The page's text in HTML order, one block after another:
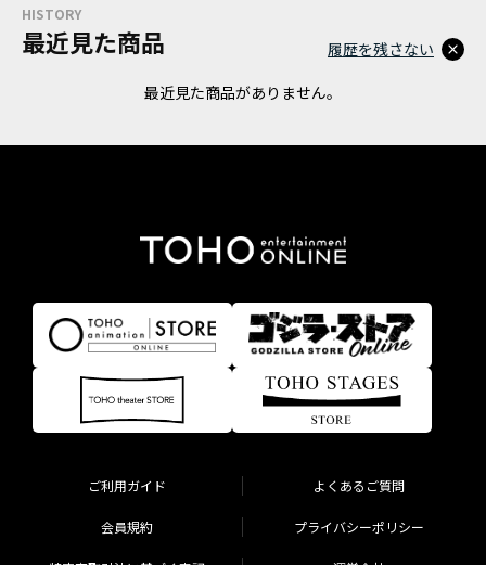
HISTORY
最近見た商品
最近見た商品がありません。
履歴を残さない
ご利用ガイド よくあるご質問
会員規約 プライバシーポリシー